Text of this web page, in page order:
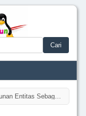
Cari
Representasi Himpunan Entitas Sebagai Tabel